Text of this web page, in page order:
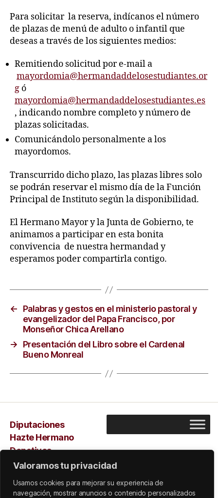
Valoramos tu privacidad
Usamos cookies para mejorar su experiencia de
navegación, mostrar anuncios o contenido personalizados
Para solicitar la reserva, indícanos el número
de plazas de menú de adulto o infantil que
deseas a través de los siguientes medios:
Remitiendo solicitud por e-mail a
mayordomia@hermandaddelosestudiantes.or
g ó
mayordomia@hermandaddelosestudiantes.es
, indicando nombre completo y número de
plazas solicitadas.
Comunicándolo personalmente a los
mayordomos.
Transcurrido dicho plazo, las plazas libres solo
se podrán reservar el mismo día de la Función
Principal de Instituto según la disponibilidad.
El Hermano Mayor y la Junta de Gobierno, te
animamos a participar en esta bonita
convivencia de nuestra hermandad y
esperamos poder compartirla contigo.
←
Palabras y gestos en el ministerio pastoral y
evangelizador del Papa Francisco, por
Monseñor Chica Arellano
→
Presentación del Libro sobre el Cardenal
Bueno Monreal
Diputaciones
Hazte Hermano
Donativos
Capilla